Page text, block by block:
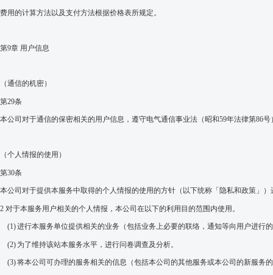
费用的计算方法以及支付方法根据价格表所规定。
第9章 用户信息
（通信的机密）
第29条
本公司对于通信的保密相关的用户信息，遵守电气通信事业法（昭和59年法律第86号
（个人情报的使用）
第30条
本公司对于提供本服务中取得的个人情报的使用的方针（以下统称 「 隐私和政策 」）
2 对于本服务用 户相关的个人情报，本公司在以下的利用目的范围内使用。
(1)进行本服务单位提供相关的业务（包括业务上必要的联络，通知等向用户进行
(2) 为了维持该站本服务水平，进行问卷调查及分析。
(3)将本公司可办理的服务相关的信息（包括本公司的其他服务或本公司的新服务